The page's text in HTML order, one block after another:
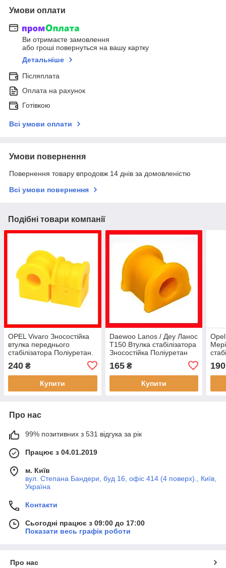
Умови оплати
Ви отримаєте замовлення
або гроші повернуться на вашу картку
Детальніше
Післяплата
Оплата на рахунок
Готівкою
Всі умови оплати
Умови повернення
Повернення товару впродовж 14 днів за домовленістю
Всі умови повернення
Подібні товари компанії
OPEL Vivaro Зносостійка
втулка переднього
стабілізатора Поліуретан.
Гарантія 12 міс! 4418991
240 ₴
Купити
Daewoo Lanos / Деу Ланос
Т150 Втулка стабілізатора
Зносостійка Поліуретан
469
165₴
Купити
190
Про нас
99% позитивних з 531 відгука за рік
Працює з 04.01.2019
м. Київ
вул. Степана Бандери, буд 16, офіс 414 (4 поверх)., Київ,
Україна
Контакти
Сьогодні працює з 09:00 до 17:00
Показати весь графік роботи
Про нас